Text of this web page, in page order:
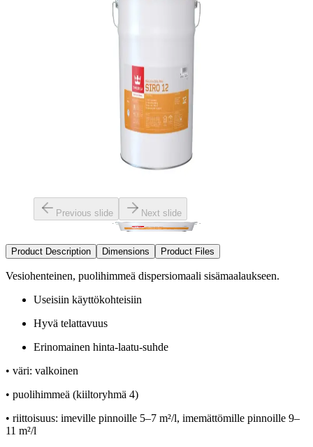
Previous slide Next slide
Product Description Dimensions Product Files
Vesiohenteinen, puolihimmeä dispersiomaali sisämaalaukseen.
Useisiin käyttökohteisiin
Hyvä telattavuus
Erinomainen hinta-laatu-suhde
• väri: valkoinen
• puolihimmeä (kiiltoryhmä 4)
• riittoisuus: imeville pinnoille 5–7 m²/l, imemättömille pinnoille 9–
11 m²/l